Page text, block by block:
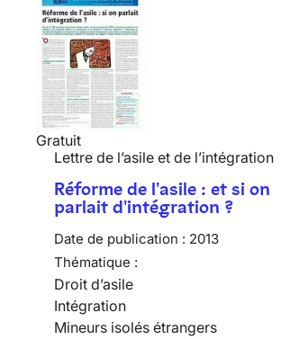
Gratuit
Lettre de l’asile et de l’intégration
Réforme de l'asile : et si on
parlait d'intégration ?
Date de publication : 2013
Thématique :
Droit d’asile
Intégration
Mineurs isolés étrangers